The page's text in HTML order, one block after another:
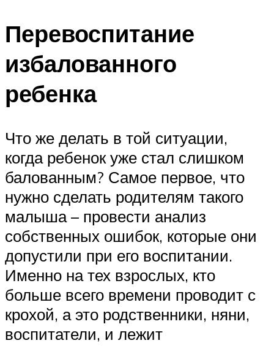
Перевоспитание
избалованного
ребенка
Что же делать в той ситуации,
когда ребенок уже стал слишком
балованным? Самое первое, что
нужно сделать родителям такого
малыша – провести анализ
собственных ошибок, которые они
допустили при его воспитании.
Именно на тех взрослых, кто
больше всего времени проводит с
крохой, а это родственники, няни,
воспитатели, и лежит